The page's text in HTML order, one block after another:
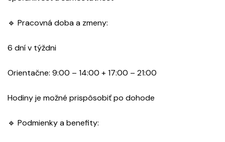
🔹 Pracovná doba a zmeny:
6 dní v týždni
Orientačne: 9:00 – 14:00 + 17:00 – 21:00
Hodiny je možné prispôsobiť po dohode
🔹 Podmienky a benefity: